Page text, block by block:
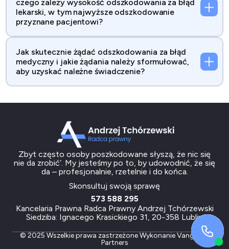
czego zależy wysokość odszkodowania za błąd
lekarski, w tym najwyższe odszkodowanie
przyznane pacjentowi?
Jak skutecznie żądać odszkodowania za błąd
medyczny i jakie żądania należy sformułować,
aby uzyskać należne świadczenie?
Zbyt często osoby poszkodowane słyszą, że nic się
nie da zrobić’. My jesteśmy po to, by udowodnić, że się
da – profesjonalnie, rzetelnie i do końca.
Skonsultuj swoją sprawę
573 588 295
Kancelaria Prawna Radca Prawny Andrzej Tchórzewski
Siedziba: Ignacego Krasickiego 31, 20-358 Lublin
© 2025 Wszelkie prawa zastrzeżoneWykonanieVanguard
Partners